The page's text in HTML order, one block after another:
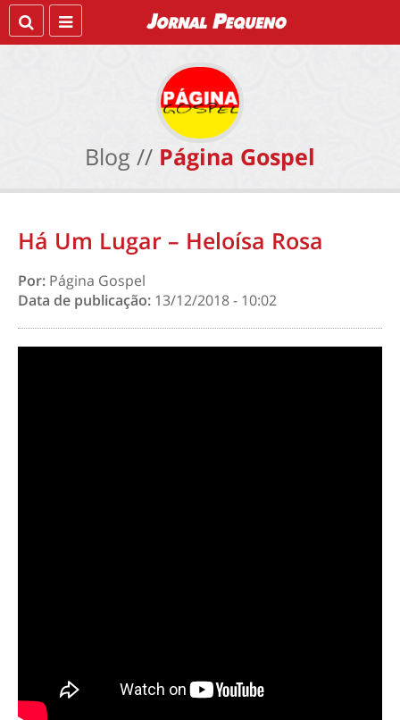
Blog // Página Gospel
Há Um Lugar – Heloísa Rosa
Por: Página Gospel
Data de publicação: 13/12/2018 - 10:02